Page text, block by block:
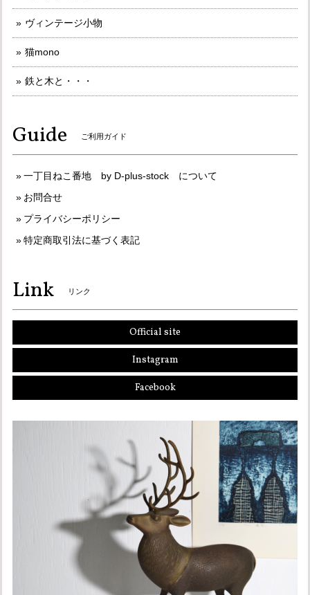
ヴィンテージ小物
猫mono
鉄と木と・・・
Guide ご利用ガイド
一丁目ねこ番地 by D-plus-stock について
お問合せ
プライバシーポリシー
特定商取引法に基づく表記
Link リンク
Official site
Instagram
Facebook